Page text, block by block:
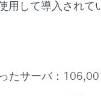
用して導入されて
たサーバ：